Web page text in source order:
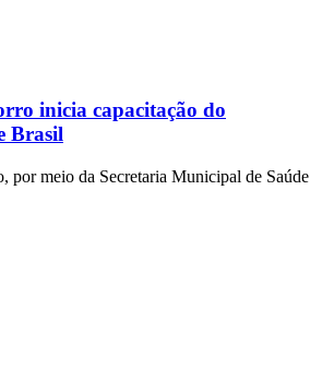
inicia capacitação do
Brasil
por meio da Secretaria Municipal de Saúde